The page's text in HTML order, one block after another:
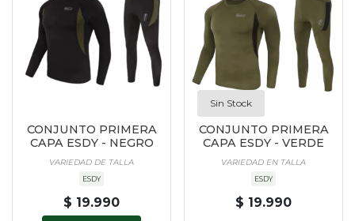
CONJUNTO PRIMERA
CAPA ESDY - NEGRO
VARIEDAD DE TALLA
ESDY
$ 19.990
Sin Stock
CONJUNTO PRIMERA
CAPA ESDY - VERDE
VARIEDAD EN TALLA
ESDY
$ 19.990